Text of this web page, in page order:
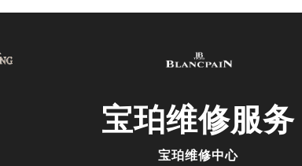
宝珀维修服务
宝珀维修中心